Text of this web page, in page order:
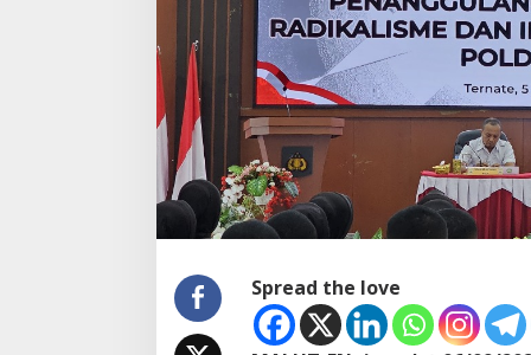
l
e
r
a
n
s
d
i
L
n
k
u
p
Spread the love